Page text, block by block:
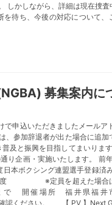
かしながら、詳細は現在捜
待ち、今後の対応について
募集案内に
申込いただきましたメールア
参加辞退者が出た場合に追
及と振興を目指してまいり
企画・実施いたします。 前
日本ボクシング連盟選手
を超えた場合は、こ
催場所 福井県福井市
認ください。 【 PV 】Next